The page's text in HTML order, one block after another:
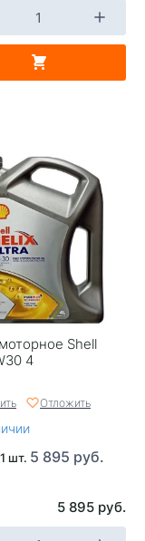
Shell
4
Отложить
шт. 5 895 руб.
5 895 руб.